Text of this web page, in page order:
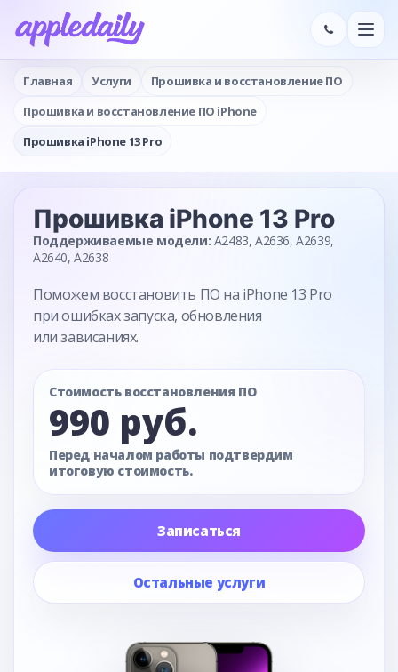
Главная Услуги
Прошивка и восстановление ПО
Прошивка и восстановление ПО iPhone
Прошивка iPhone 13 Pro
Прошивка iPhone 13 Pro
Поддерживаемые модели: A2483, A2636, A2639,
A2640, A2638
Поможем восстановить ПО на iPhone 13 Pro
при ошибках запуска, обновления
или зависаниях.
Стоимость восстановления ПО
990 руб.
Перед началом работы подтвердим
итоговую стоимость.
Записаться
Остальные услуги